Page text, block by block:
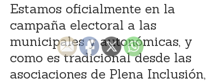
Estamos oficialmente en la
campaña electoral a las
municipales y autonómicas, y
como es tradicional desde las
asociaciones de Plena Inclusión,